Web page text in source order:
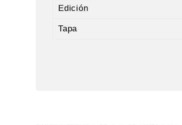
Edición
Tapa